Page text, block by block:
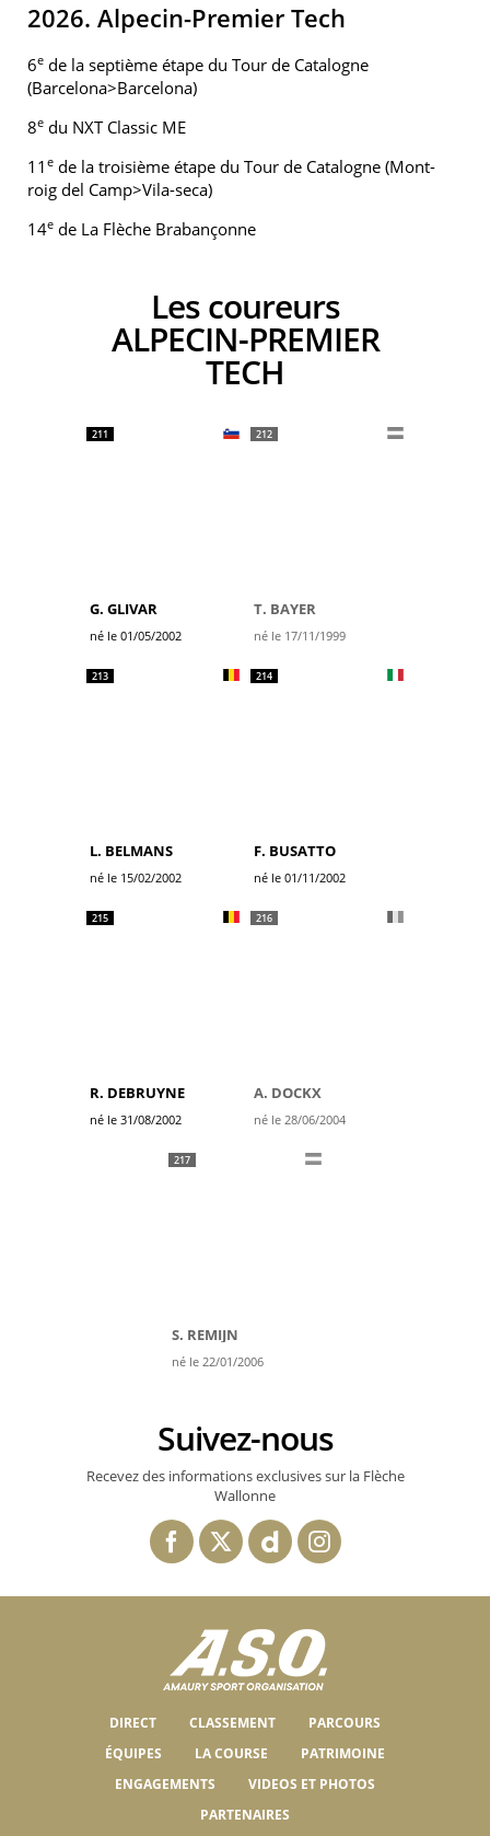
2026. Alpecin-Premier Tech
6e de la septième étape du Tour de Catalogne
(Barcelona>Barcelona)
8e du NXT Classic ME
11 e de la troisième étape du Tour de Catalogne (Mont-
roig del Camp>Vila-seca)
14e de La Flèche Brabançonne
Les coureurs
ALPECIN-PREMIER
TECH
211
G. GLIVAR
né le 01/05/2002
212
T. BAYER
né le 17/11/1999
213
L. BELMANS
né le 15/02/2002
214
F. BUSATTO
né le 01/11/2002
215
R. DEBRUYNE
né le 31/08/2002
216
A. DOCKX
né le 28/06/2004
217
S. REMIJN
né le 22/01/2006
Suivez-nous
Recevez des informations exclusives sur la Flèche
Wallonne
DIRECT CLASSEMENT
PARCOURS
ÉQUIPES
LA COURSE
PATRIMOINE
ENGAGEMENTS
VIDEOS ET PHOTOS
PARTENAIRES